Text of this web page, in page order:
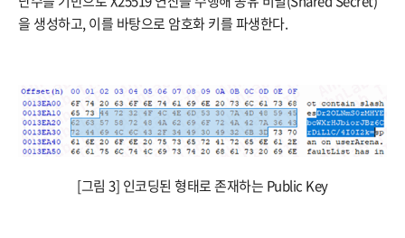
을 생성하고, 이를 바탕으로 암호화 키를 파생한다.
[그림 3] 인코딩된 형태로 존재하는 Public Key